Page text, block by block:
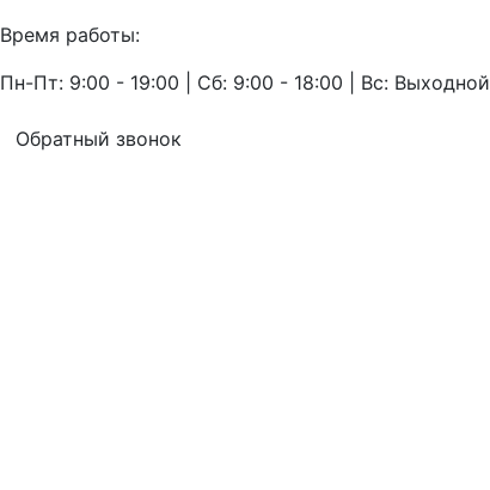
Время работы:
Пн-Пт: 9:00 - 19:00 | Сб: 9:00 - 18:00 | Вс: Выходной
Обратный звонок